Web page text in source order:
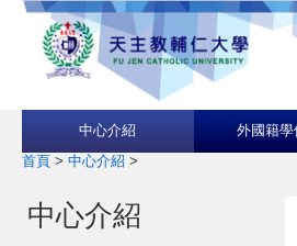
中心介紹 外國籍學
首頁 > 中心介紹 >
中心介紹